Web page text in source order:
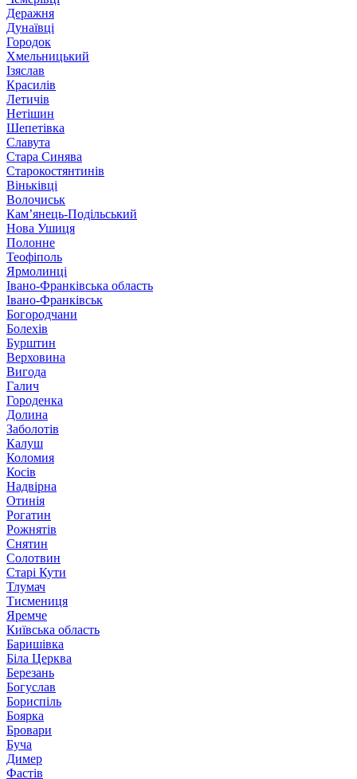
Деражня
Дунаївці
Городок
Хмельницький
Ізяслав
Красилів
Летичів
Нетішин
Шепетівка
Славута
Стара Синява
Старокостянтинів
Віньківці
Волочиськ
Кам’янець-Подільський
Нова Ушиця
Полонне
Теофіполь
Ярмолинці
Івано-Франківська область
Івано-Франківськ
Богородчани
Болехів
Бурштин
Верховина
Вигода
Галич
Городенка
Долина
Заболотів
Калуш
Коломия
Косів
Надвірна
Отинія
Рогатин
Рожнятів
Снятин
Солотвин
Старі Кути
Тлумач
Тисмениця
Яремче
Київська область
Баришівка
Біла Церква
Березань
Богуслав
Бориспіль
Боярка
Бровари
Буча
Димер
Фастів